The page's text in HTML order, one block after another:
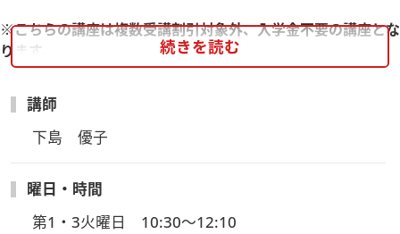
※こちらの講座は複数受講割引対象外、入学金不要の講座とな
ります。
＊＊＊＊＊＊＊＊＊＊＊＊＊
【参加費について】
・別途教材費(送料含）とその他(運営維持費275円税込×回数)
【お申込み受付締切】
◆6/28(日)迄にお申込と支払完了の方→ 6/30(火)にキット発
続きを読む
講師
下島　優子
曜日・時間
第1・3火曜日　10:30～12:10